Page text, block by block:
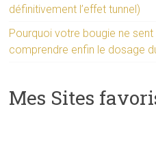
définitivement l’effet tunnel)
Pourquoi votre bougie ne
comprendre enfin le dosage
Mes Sites